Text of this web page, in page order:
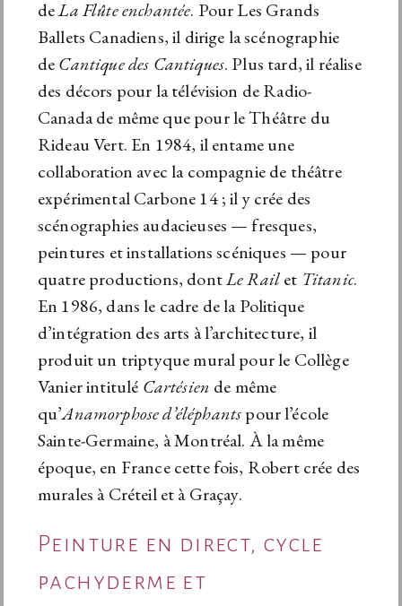
deLa Flûte enchantée. Pour Les Grands
Ballets Canadiens, il dirige la scénographie
deCantique des Cantiques. Plus tard, il réalise
des décors pour la télévision de Radio-
Canada de même que pour le Théâtre du
Rideau Vert. En 1984, il entame une
collaboration avec la compagnie de théâtre
expérimental Carbone 14 ; il y crée des
scénographies audacieuses — fresques,
peintures et installations scéniques — pour
quatre productions, dontLe Railet Titanic.
En 1986, dans le cadre de la Politique
d’intégration des arts à l’architecture, il
produit un triptyque mural pour le Collège
Vanier intitulé Cartésien de même
qu’Anamorphosed’éléphantspour l’école
Sainte-Germaine, à Montréal. À la même
époque, en France cette fois, Robert crée des
murales à Créteil et à Graçay.
Peinture en direct, cycle
pachyderme et